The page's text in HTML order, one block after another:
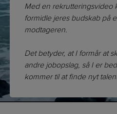
Med en rekrutteringsvideo
formidle jeres budskab på
modtageren.
Det betyder, at I formår at
andre jobopslag, så I er
kommer til at finde nyt